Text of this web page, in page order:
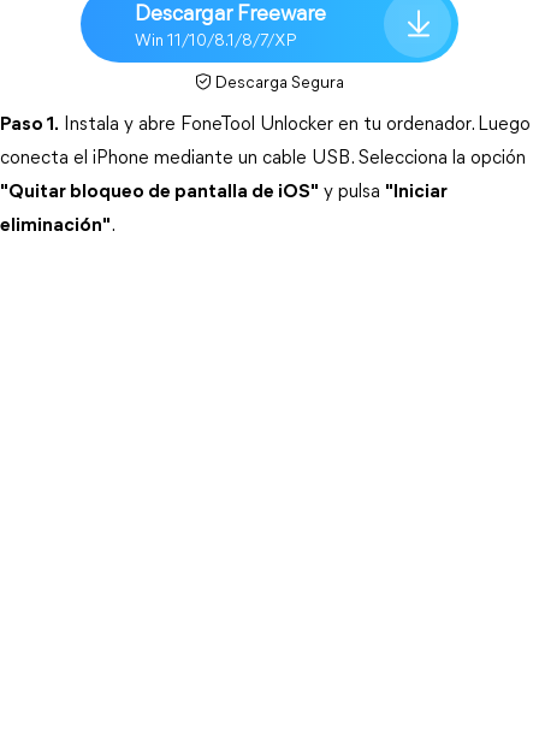
Descargar Freeware
Win 11/10/8.1/8/7/XP
Descarga Segura
Paso 1. Instala y abre FoneTool Unlocker en tu ordenador. Luego
"Quitar bloqueo de pantalla de iOS" y pulsa "Iniciar
eliminación".